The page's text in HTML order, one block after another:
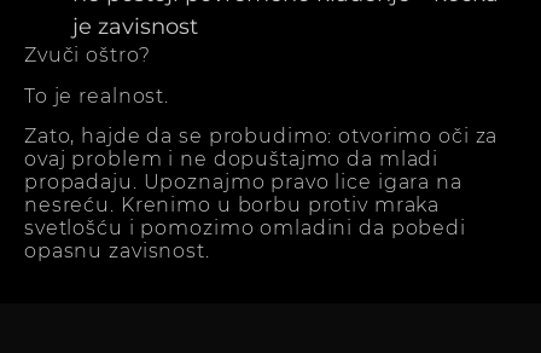
je zavisnost
Zvuči oštro?
To je realnost.
Zato, hajde da se probudimo: otvorimo oči za
ovaj problem i ne dopuštajmo da mladi
propadaju. Upoznajmo pravo lice igara na
nesreću. Krenimo u borbu protiv mraka
svetlošću i pomozimo omladini da pobedi
opasnu zavisnost.